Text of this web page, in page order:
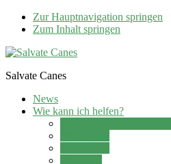
Zur Hauptnavigation springen
Zum Inhalt springen
Salvate Canes
News
Wie kann ich helfen?